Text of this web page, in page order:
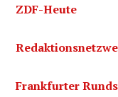
ZDF-Heute
Frankfurter